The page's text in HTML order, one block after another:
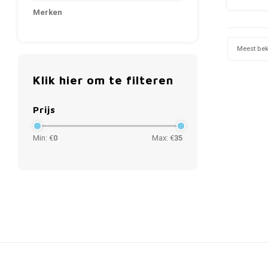
Merken
Klik hier om te filteren
Prijs
Min: €0 Max: €35
Meest